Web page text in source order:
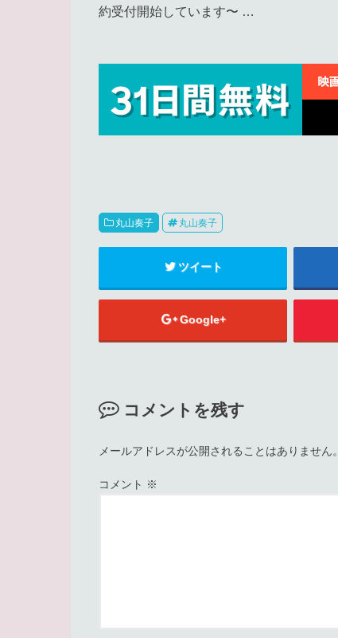
約受付開始しています〜 …
丸山奏子 丸山奏子
ツイート
Google+
コメントを残す
メールアドレスが公開されることはありません。
コメント ※